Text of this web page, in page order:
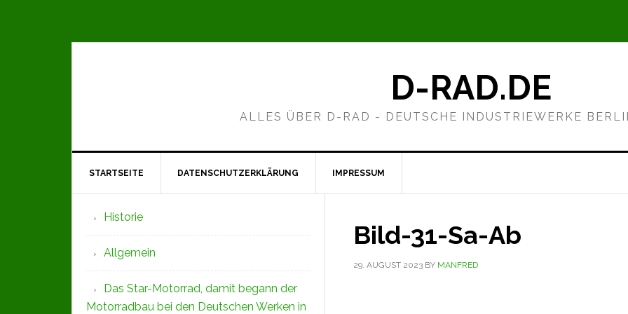
D-RAD.DE
ALLES ÜBER D-RAD - DEUTSCHE INDUSTRIEWERKE
STARTSEITE DATENSCHUTZERKLÄRUNG IMPRESSUM
Bild-31-Sa-Ab
29. AUGUST 2023 BY MANFRED
Seitenspalte
Historie
Allgemein
Das Star-Motorrad, damit begann der
Motorradbau bei den Deutschen Werken in